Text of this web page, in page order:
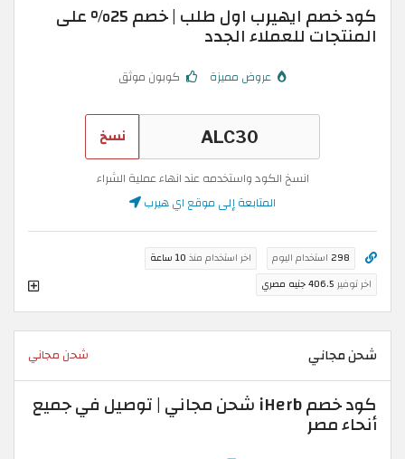
كود خصم ايهيرب اول طلب | خصم 25% على
المنتجات للعملاء الجدد
عروض مميزة كوبون موثق
نسخ
انسخ الكود واستخدمه عند انهاء عملية الشراء
المتابعة إلى موقع اي هيرب
298 استخدام اليوم اخر استخدام منذ 10 ساعة
اخر توفير 406.5 جنيه مصري
شحن مجاني شحن مجاني
كود خصم iHerb شحن مجاني | توصيل في جميع
أنحاء مصر